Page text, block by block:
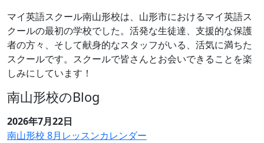
マイ英語スクール南山形校は、山形市におけるマイ英語ス
クールの最初の学校でした。活発な生徒達、支援的な保護
者の方々、そして献身的なスタッフがいる、活気に満ちた
スクールです。スクールで皆さんとお会いできることを楽
しみにしています！
南山形校のBlog
2026年7月22日
南山形校 8月レッスンカレンダー